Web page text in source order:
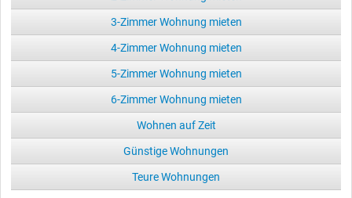
3-Zimmer Wohnung mieten
4-Zimmer Wohnung mieten
5-Zimmer Wohnung mieten
6-Zimmer Wohnung mieten
Wohnen auf Zeit
Günstige Wohnungen
Teure Wohnungen